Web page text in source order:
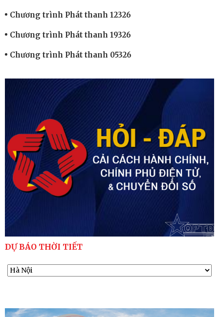
Chương trình Phát thanh 12326
Chương trình Phát thanh 19326
Chương trình Phát thanh 05326
DỰ BÁO THỜI TIẾT